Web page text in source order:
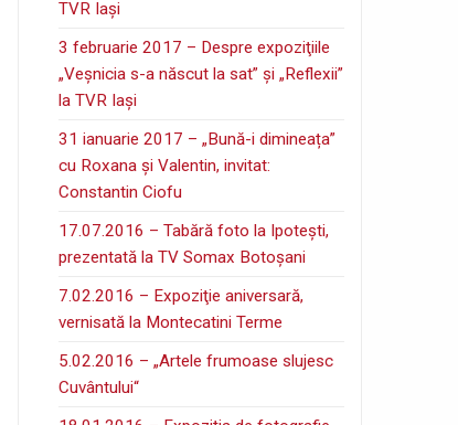
TVR Iaşi
3 februarie 2017 – Despre expoziţiile
„Veşnicia s-a născut la sat” şi „Reflexii”
la TVR Iaşi
31 ianuarie 2017 – „Bună-i dimineața”
cu Roxana și Valentin, invitat:
Constantin Ciofu
17.07.2016 – Tabără foto la Ipoteşti,
prezentată la TV Somax Botoşani
7.02.2016 – Expoziţie aniversară,
vernisată la Montecatini Terme
5.02.2016 – „Artele frumoase slujesc
Cuvântului“